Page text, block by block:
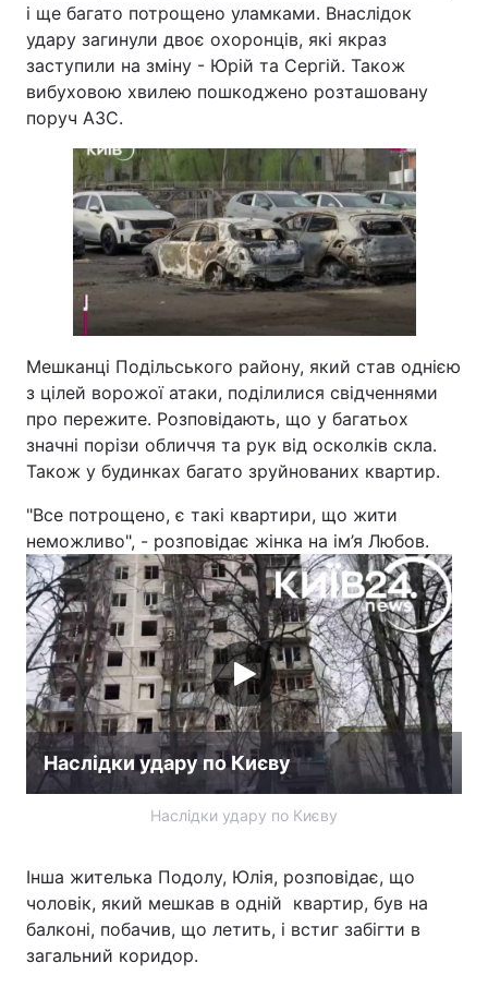
і ще багато потрощено уламками. Внаслідок
удару загинули двоє охоронців, які якраз
заступили на зміну - Юрій та Сергій. Також
вибуховою хвилею пошкоджено розташовану
поруч АЗС.
Мешканці Подільського району, який став однією
з цілей ворожої атаки, поділилися свідченнями
про пережите. Розповідають, що у багатьох
значні порізи обличчя та рук від осколків скла.
Також у будинках багато зруйнованих квартир.
"Все потрощено, є такі квартири, що жити
неможливо", - розповідає жінка на ім’я Любов.
Наслідки удару по Києву
Наслідки удару по Києву
Інша жителька Подолу, Юлія, розповідає, що
чоловік, який мешкав в одній квартир, був на
балконі, побачив, що летить, і встиг забігти в
загальний коридор.